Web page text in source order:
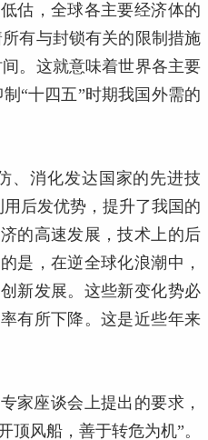
估，全球各主要经济体的
有与封锁有关的限制措施
。这就意味着世界各主要
“十四五”时期我国外需的
、消化发达国家的先进技
后发优势，提升了我国的
的高速发展，技术上的后
是，在逆全球化浪潮中，
新发展。这些新变化势必
有所下降。这是近些年来
家座谈会上提出的要求，
风船，善于转危为机”。